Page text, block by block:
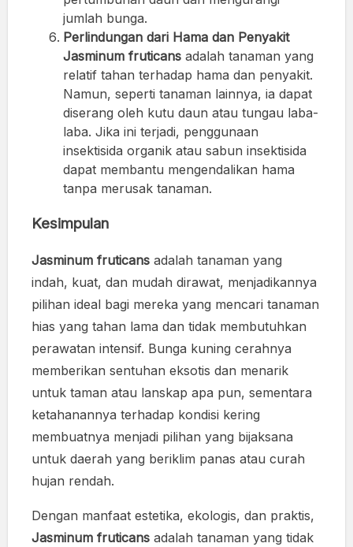
jumlah bunga.
Perlindungan dari Hama dan Penyakit
Jasminum fruticans adalah tanaman yang
relatif tahan terhadap hama dan penyakit.
Namun, seperti tanaman lainnya, ia dapat
diserang oleh kutu daun atau tungau laba-
laba. Jika ini terjadi, penggunaan
insektisida organik atau sabun insektisida
dapat membantu mengendalikan hama
tanpa merusak tanaman.
Kesimpulan
Jasminum fruticans adalah tanaman yang
indah, kuat, dan mudah dirawat, menjadikannya
pilihan ideal bagi mereka yang mencari tanaman
hias yang tahan lama dan tidak membutuhkan
perawatan intensif. Bunga kuning cerahnya
memberikan sentuhan eksotis dan menarik
untuk taman atau lanskap apa pun, sementara
ketahanannya terhadap kondisi kering
membuatnya menjadi pilihan yang bijaksana
untuk daerah yang beriklim panas atau curah
hujan rendah.
Dengan manfaat estetika, ekologis, dan praktis,
Jasminum fruticans adalah tanaman yang tidak